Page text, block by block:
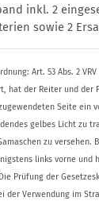
inkl. 2
sowie 2
Art. 53 Abs. 2
hat der Reiter und der
Seite ein
gelbes Licht zu
zu versehen.
links vorne und
Prüfung der
der Verwendung im